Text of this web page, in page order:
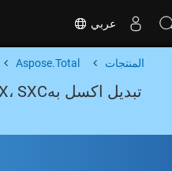
عربي
المنتجات Aspose.Total